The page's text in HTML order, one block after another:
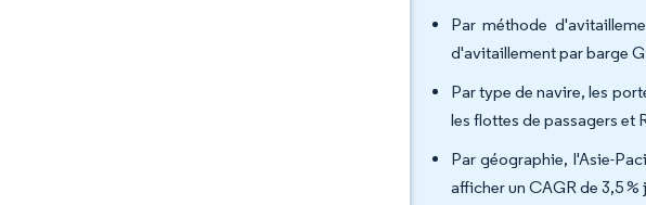
Par méthode
d'avitaillement par barge
Par type de navire, les
les flottes de passagers et
Par géographie, l'Asie-
afficher un CAGR de 3,5 %